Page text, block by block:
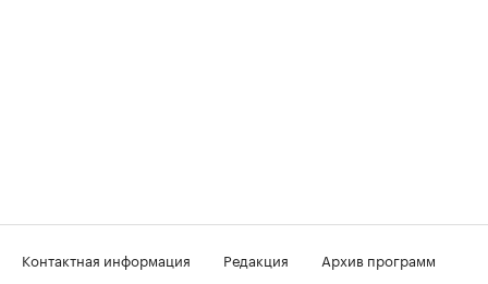
Контактная информация Редакция
Архив программ